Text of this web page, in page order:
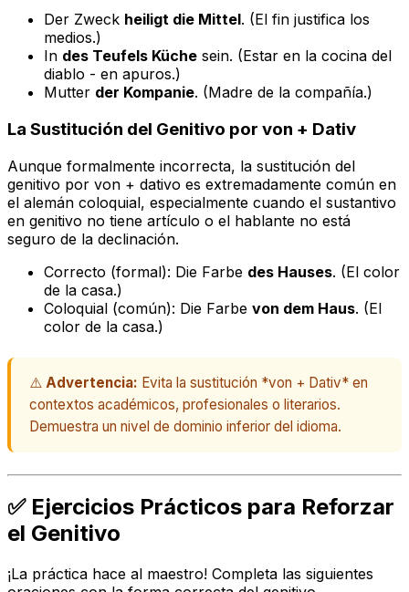
Der Zweck heiligt die Mittel. (El fin justifica los
medios.)
In des Teufels Küche sein. (Estar en la cocina del
diablo - en apuros.)
Mutter der Kompanie. (Madre de la compañía.)
La Sustitución del Genitivo por von + Dativ
Aunque formalmente incorrecta, la sustitución del
genitivo por von + dativo es extremadamente común en
el alemán coloquial, especialmente cuando el sustantivo
en genitivo no tiene artículo o el hablante no está
seguro de la declinación.
Correcto (formal): Die Farbe des Hauses. (El color
de la casa.)
Coloquial (común): Die Farbe von dem Haus. (El
color de la casa.)
⚠️ Advertencia: Evita la sustitución *von + Dativ* en
contextos académicos, profesionales o literarios.
Demuestra un nivel de dominio inferior del idioma.
✅ Ejercicios Prácticos para Reforzar
el Genitivo
¡La práctica hace al maestro! Completa las siguientes